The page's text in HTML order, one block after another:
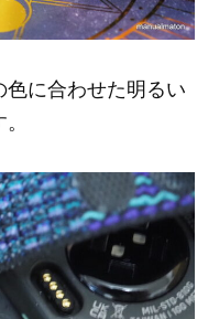
に合わせた明るい